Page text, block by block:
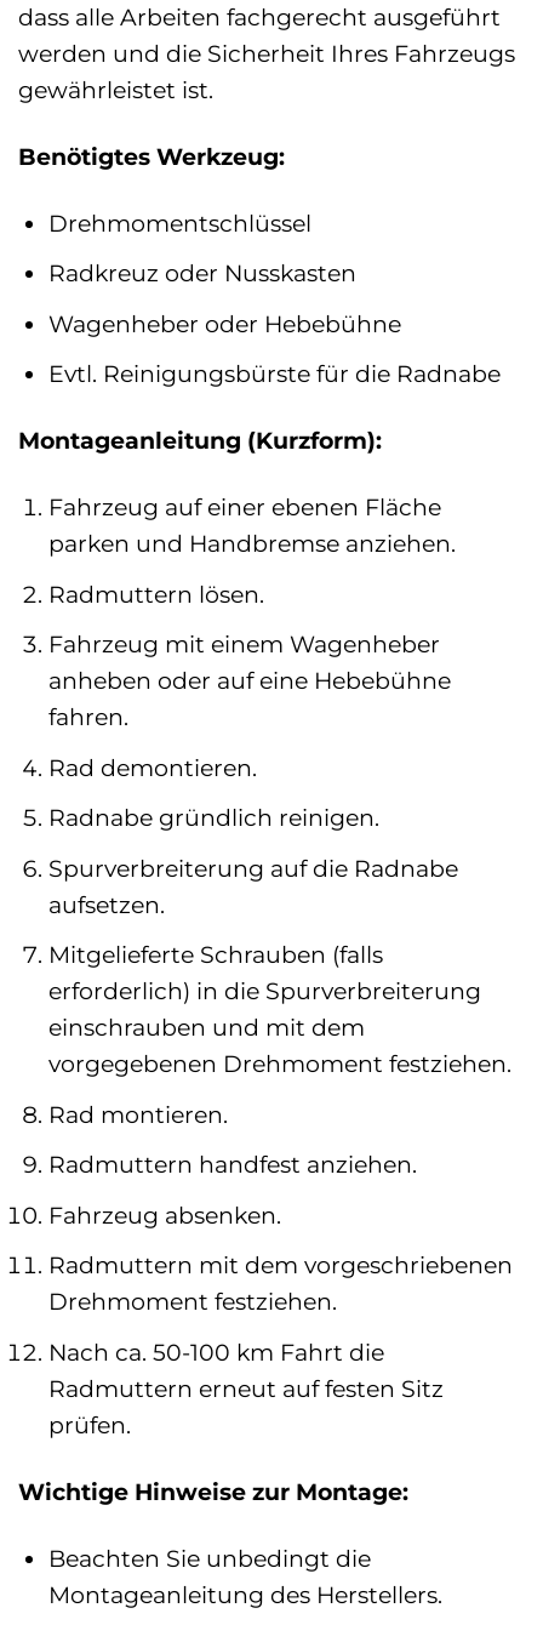
dass alle Arbeiten fachgerecht ausgeführt
werden und die Sicherheit Ihres Fahrzeugs
gewährleistet ist.
Benötigtes Werkzeug:
Drehmomentschlüssel
Radkreuz oder Nusskasten
Wagenheber oder Hebebühne
Evtl. Reinigungsbürste für die Radnabe
Montageanleitung (Kurzform):
Fahrzeug auf einer ebenen Fläche
parken und Handbremse anziehen.
Radmuttern lösen.
Fahrzeug mit einem Wagenheber
anheben oder auf eine Hebebühne
fahren.
Rad demontieren.
Radnabe gründlich reinigen.
Spurverbreiterung auf die Radnabe
aufsetzen.
Mitgelieferte Schrauben (falls
erforderlich) in die Spurverbreiterung
einschrauben und mit dem
vorgegebenen Drehmoment festziehen.
Rad montieren.
Radmuttern handfest anziehen.
Fahrzeug absenken.
Radmuttern mit dem vorgeschriebenen
Drehmoment festziehen.
Nach ca. 50-100 km Fahrt die
Radmuttern erneut auf festen Sitz
prüfen.
Wichtige Hinweise zur Montage:
Beachten Sie unbedingt die
Montageanleitung des Herstellers.